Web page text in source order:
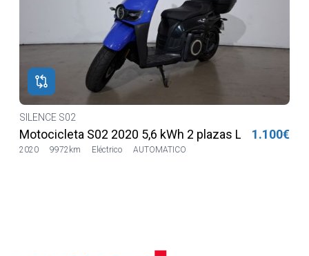
SILENCE S02
Motocicleta S02 2020 5,6 kWh 2 plazas Lilia LVSH
2020 9972km Eléctrico AUTOMATICO
1.100€